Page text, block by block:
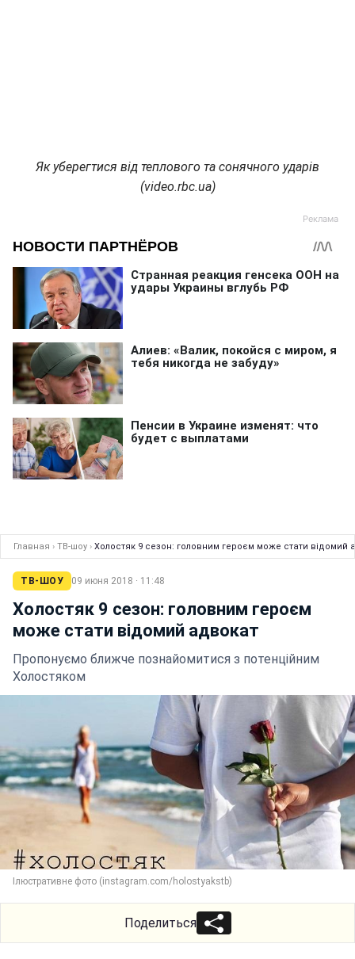
Як уберегтися від теплового та сонячного ударів
(video.rbc.ua)
Главная › ТВ-шоу › Холостяк 9 сезон: головним героєм може стати відомий
ТВ-ШОУ 09 июня 2018 · 11:48
Холостяк 9 сезон: головним героєм
може стати відомий адвокат
Пропонуємо ближче познайомитися з потенційним
Холостяком
Ілюстративне фото (instagram.com/holostyakstb)
Поделиться